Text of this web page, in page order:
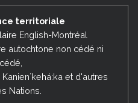
territoriale
English-Montréal
autochtone non cédé ni
et d'autres
Nations.